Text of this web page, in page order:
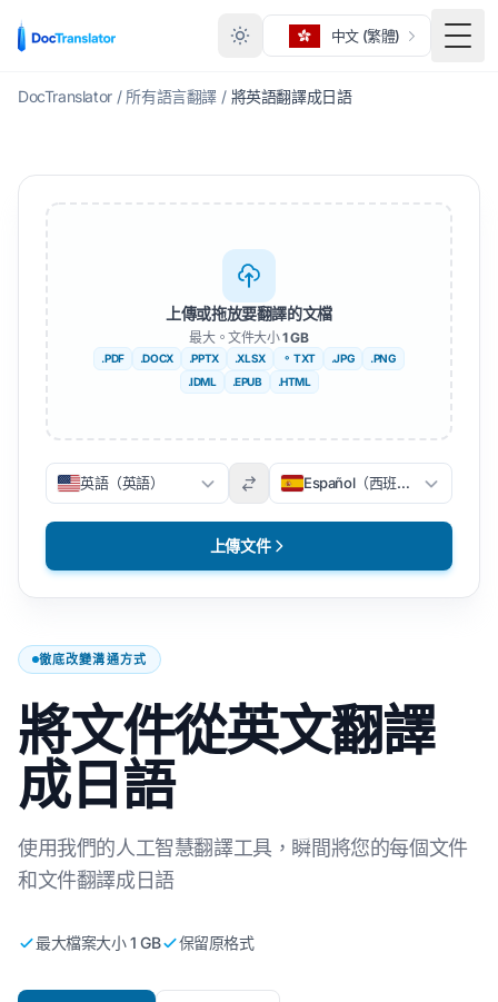
中文 (繁體)
切換
DocTranslator / 所有語言翻譯 / 將英語翻譯成日語
徹底改變溝通方式
將文件從英文翻譯
成日語
使用我們的人工智慧翻譯工具，瞬間將您的每個文件
和文件翻譯成日語
最大檔案大小 1 GB 保留原格式
上傳或拖放要翻譯的文檔
最大。文件大小1 GB
.PDF .DOCX .PPTX .XLSX 。 TXT .JPG
.PNG
.IDML
.EPUB .HTML
英語（英語） Español（西班牙文）
上傳文件